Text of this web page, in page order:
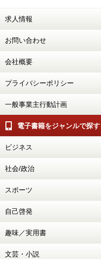
求人情報
お問い合わせ
会社概要
プライバシーポリシー
一般事業主行動計画
電子書籍をジャンルで探す
ビジネス
社会/政治
スポーツ
自己啓発
趣味／実用書
文芸・小説